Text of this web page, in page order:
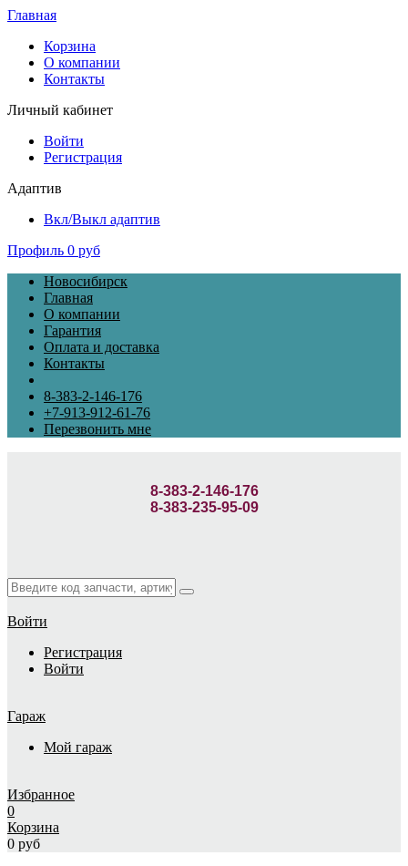
Главная
Корзина
О компании
Контакты
Личный кабинет
Войти
Регистрация
Адаптив
Вкл/Выкл адаптив
Профиль 0 руб
Новосибирск
Главная
О компании
Гарантия
Оплата и доставка
Контакты
8-383-2-146-176
+7-913-912-61-76
Перезвонить мне
8-383-2-146-176
8-383-235-95-09
Войти
Регистрация
Войти
Гараж
Мой гараж
Избранное
0
Корзина
0 руб